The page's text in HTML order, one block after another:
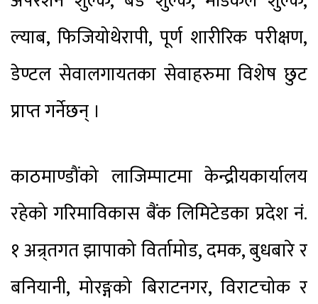
ल्याब, फिजियोथेरापी, पूर्ण शारीरिक परीक्षण,
डेण्टल सेवालगायतका सेवाहरुमा विशेष छुट
प्राप्त गर्नेछन् ।
काठमाण्डौंको लाजिम्पाटमा केन्द्रीयकार्यालय
रहेको गरिमाविकास बैंक लिमिटेडका प्रदेश नं.
१ अन्र्तगत झापाको विर्तामोड, दमक, बुधबारे र
बनियानी, मोरङ्गको बिराटनगर, विराटचोक र